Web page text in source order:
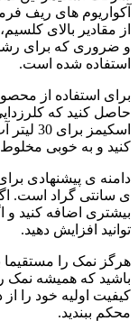
آکواریوم های ریف
از مقادیر بالای
و ضروری که برای
استفاده شده است.
برای استفاده از
کنید و به خوبی
ی سانتی گراد است.
بیشتری اضافه کنید
توانید افزایش دهید.
هرگز نمک را مستقیما
باشید که همیشه نمک
کیفیت اولیه خود را
محکم ببندید.